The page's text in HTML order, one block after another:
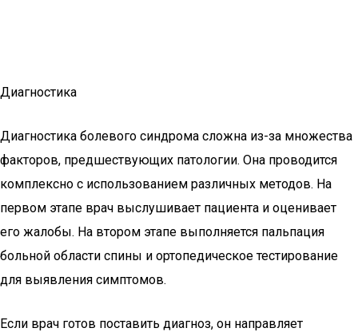
Диагностика
Диагностика болевого синдрома сложна из-за множества
факторов, предшествующих патологии. Она проводится
комплексно с использованием различных методов. На
первом этапе врач выслушивает пациента и оценивает
его жалобы. На втором этапе выполняется пальпация
больной области спины и ортопедическое тестирование
для выявления симптомов.
Если врач готов поставить диагноз, он направляет